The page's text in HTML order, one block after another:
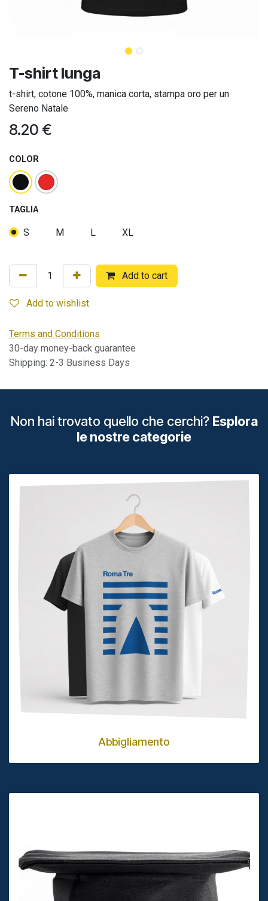
T-shirt lunga
t-shirt, cotone 100%, manica corta, stampa oro per un
Sereno Natale
8.20 €
COLOR
TAGLIA
S M L XL
Add to cart
Add to wishlist
Terms and Conditions
30-day money-back guarantee
Shipping: 2-3 Business Days
Non hai trovato quello che cerchi? Esplora
le nostre categorie
Abbigliamento